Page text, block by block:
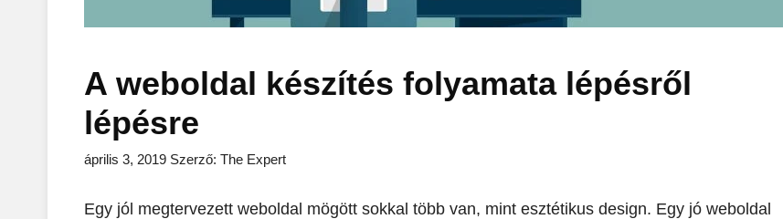
A weboldal készítés folyamata lépésről
lépésre
április 3, 2019 Szerző: The Expert
Egy jól megtervezett weboldal mögött sokkal több van, mint esztétikus design. Egy jó weboldal